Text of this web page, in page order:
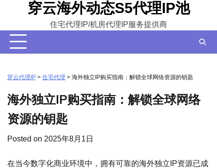
content
穿云海外动态S5代理IP池
住宅代理IP/机房代理IP服务提供商
穿云代理IP > 住宅代理 > 海外独立IP购买指南：解锁全球网络资源的钥匙
海外独立IP购买指南：解锁全球网络
资源的钥匙
Posted on 2025年8月1日
在当今数字化商业环境中，拥有可靠的海外独立IP资源已成